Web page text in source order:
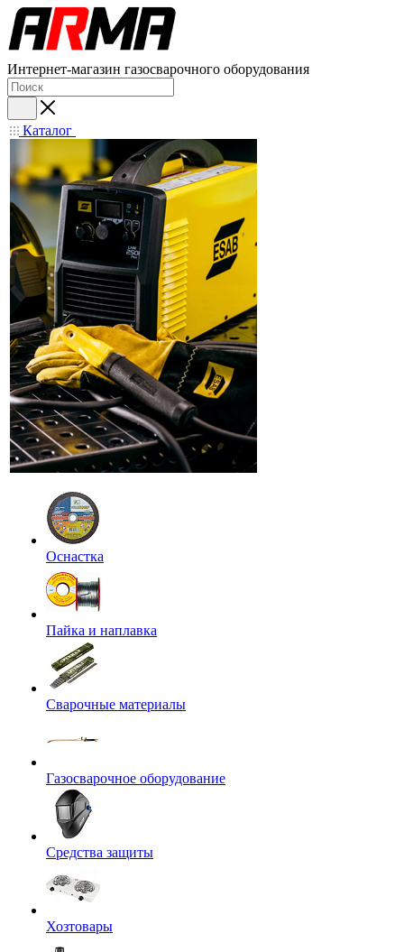
Интернет-магазин газосварочного оборудования
Каталог
Оснастка
Пайка и наплавка
Сварочные материалы
Газосварочное оборудование
Средства защиты
Хозтовары